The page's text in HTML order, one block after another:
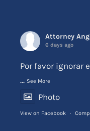
Attorney
6 days ago
Por favor ignorar
... See More
Photo
View on Facebook ·